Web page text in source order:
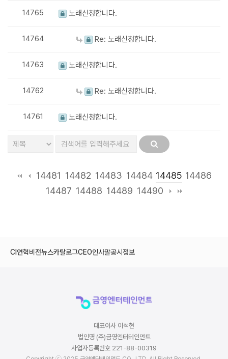
14765 노래신청합니다.
14764 Re: 노래신청합니다.
14763 노래신청합니다.
14762 Re: 노래신청합니다.
14761 노래신청합니다.
14481 14482 14483 14484 14485 14486
14487 14488 14489 14490
CI 연혁비전뉴스카탈로그CEO인사말공시정보
대표이사 이석현
법인명 (주)금영엔터테인먼트
사업자등록번호 221-88-00319